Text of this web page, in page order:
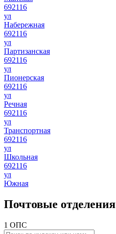
692116
ул
Набережная
692116
ул
Партизанская
692116
ул
Пионерская
692116
ул
Речная
692116
ул
Транспортная
692116
ул
Школьная
692116
ул
Южная
Почтовые отделения
1 ОПС